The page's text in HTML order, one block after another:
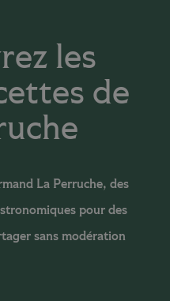
les
de
La Perruche, des
pour des
sans modération